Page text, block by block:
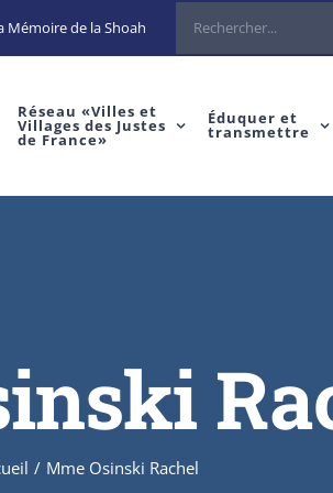
de la Shoah Rechercher
Réseau «Villes et
Villages des Justes
de France»
Éduquer et
transmettre
/ Mme Osinski Rachel